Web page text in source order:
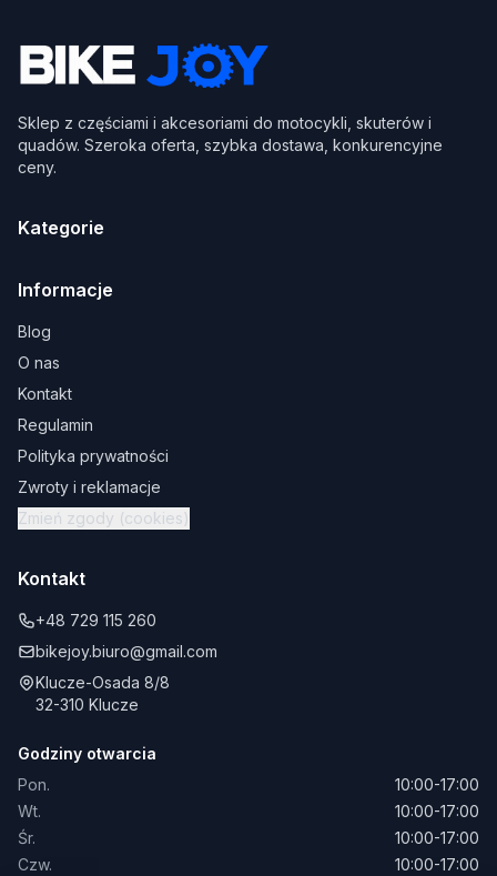
Sklep z częściami i akcesoriami do motocykli, skuterów i
quadów. Szeroka oferta, szybka dostawa, konkurencyjne
ceny.
Kategorie
Informacje
Blog
O nas
Kontakt
Regulamin
Polityka prywatności
Zwroty i reklamacje
Zmień zgody (cookies)
Kontakt
+48 729 115 260
bikejoy.biuro@gmail.com
Klucze-Osada 8/8
32-310 Klucze
Godziny otwarcia
Pon.
10:00-17:00
Wt.
10:00-17:00
Śr.
10:00-17:00
Czw.
10:00-17:00